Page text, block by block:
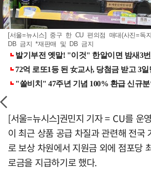
[서울=뉴시스] 중구 한 CU 편의점 매대(사진=독
DB 금지 *재판매 및 DB 금지
[서울=뉴시스]권민지 기자 = CU를 운
이 최근 상품 공급 차질과 관련해 전국
로 보상 차원에서 지원금 외에 점포당
로금을 지급하기로 했다.